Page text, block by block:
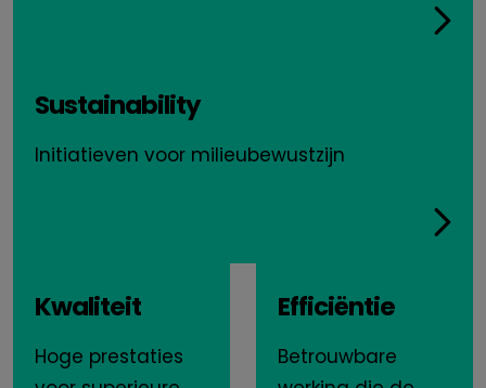
Sustainability
Initiatieven voor milieubewustzijn
Kwaliteit
Hoge prestaties
Efficiëntie
Betrouwbare